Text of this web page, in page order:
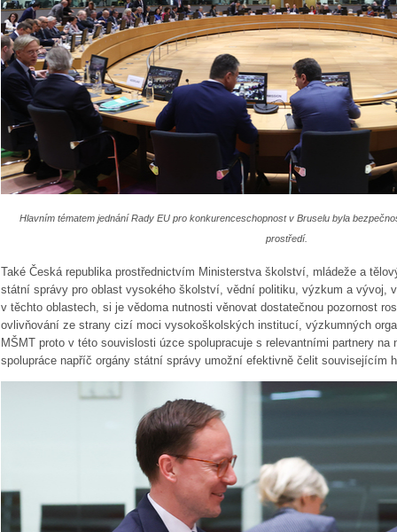
Hlavním tématem jednání Rady EU pro konkurenceschopnost v Bruselu byla
prostředí.
Také Česká republika prostřednictvím Ministerstva školství, mládeže a
státní správy pro oblast vysokého školství, vědní politiku, výzkum a vývoj,
v těchto oblastech, si je vědoma nutnosti věnovat dostatečnou pozornost
ovlivňování ze strany cizí moci vysokoškolských institucí, výzkumných
MŠMT proto v této souvislosti úzce spolupracuje s relevantními partnery na
spolupráce napříč orgány státní správy umožní efektivně čelit souvisejícím